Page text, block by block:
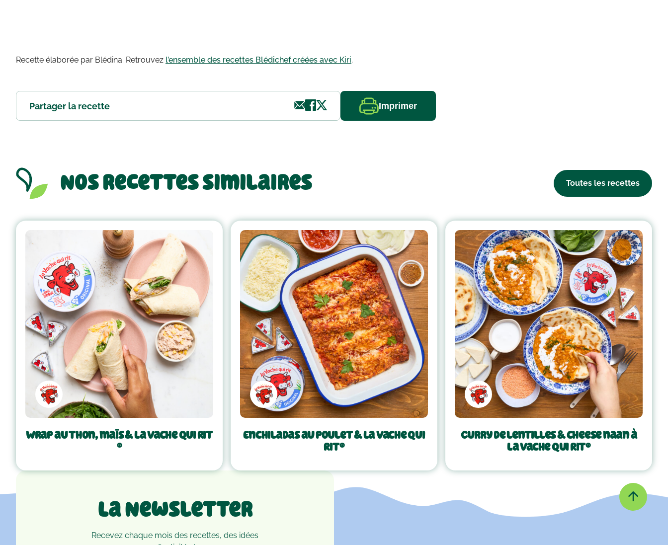
Recette élaborée par Blédina. Retrouvez l’ensemble des recettes Blédichef créées avec Kiri.
Partager la recette Imprimer
Nos recettes similaires Toutes les recettes
Wrap au thon, maïs & La Vache Qui Rit
®
Enchiladas au poulet & La Vache Qui
Rit®
Curry de lentilles & cheese naan à
La Vache Qui Rit®
La Newsletter
Recevez chaque mois des recettes, des idées